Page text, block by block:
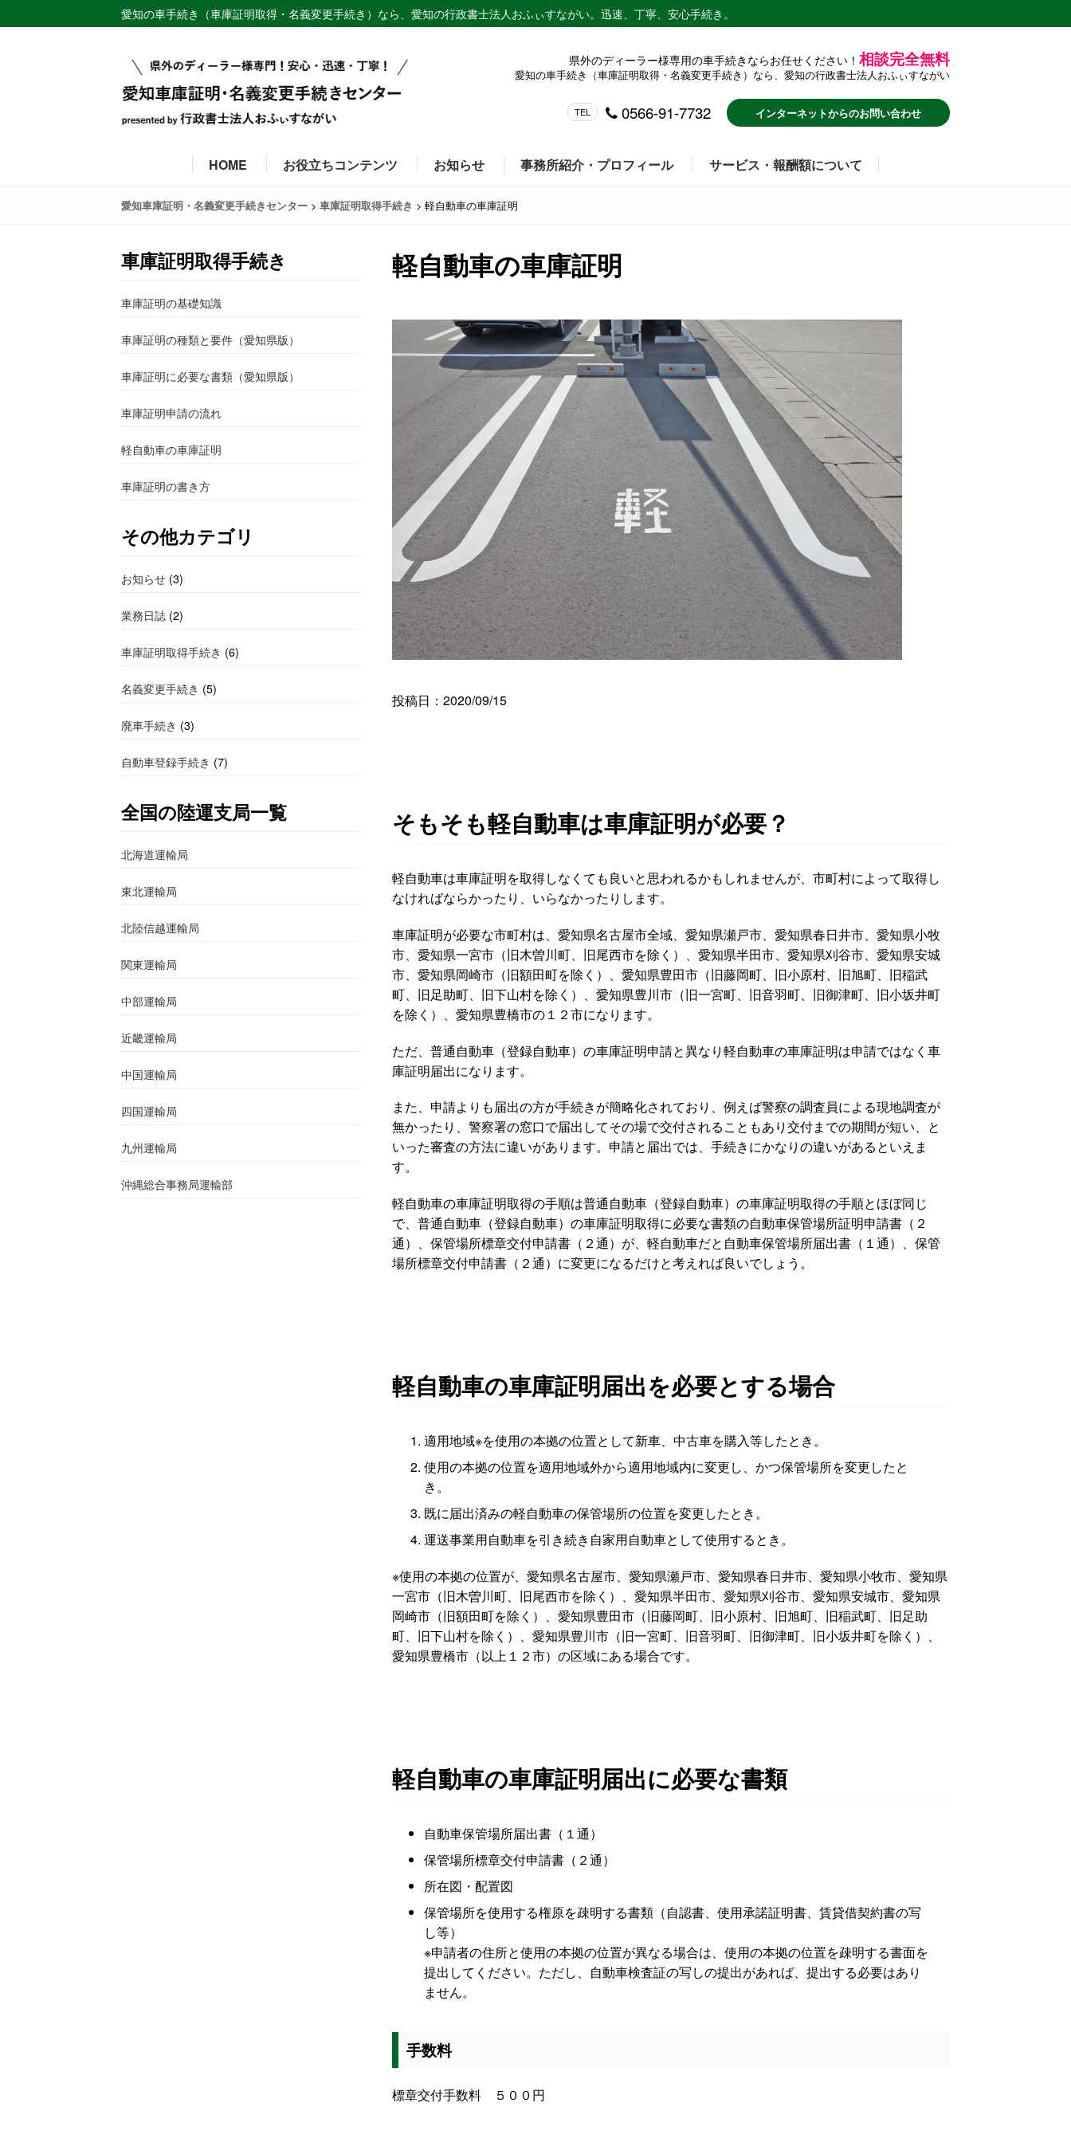
県外のディーラー様専用の車手続きならお任せください！ 相談完全無料
愛知の車手続き（車庫証明取得・名義変更手続き）なら、愛知の行政書士法人おふぃすながい
TEL 0566-91-7732 インターネットからのお問い合わせ
愛知の車手続き（車庫証明取得・名義変更手続き）なら、愛知の行政書士法人おふぃすながい。迅速、丁寧、安心手続き。
HOME お役立ちコンテンツ お知らせ 事務所紹介・プロフィール サービス・報酬額について
愛知車庫証明・名義変更手続きセンター > 車庫証明取得手続き > 軽自動車の車庫証明
軽自動車の車庫証明
投稿日：2020/09/15
そもそも軽自動車は車庫証明が必要？
軽自動車は車庫証明を取得しなくても良いと思われるかもしれませんが、市町村によって取得し
なければならかったり、いらなかったりします。
車庫証明が必要な市町村は、愛知県名古屋市全域、愛知県瀬戸市、愛知県春日井市、愛知県小牧
市、愛知県一宮市（旧木曽川町、旧尾西市を除く）、愛知県半田市、愛知県刈谷市、愛知県安城
市、愛知県岡崎市（旧額田町を除く）、愛知県豊田市（旧藤岡町、旧小原村、旧旭町、旧稲武
町、旧足助町、旧下山村を除く）、愛知県豊川市（旧一宮町、旧音羽町、旧御津町、旧小坂井町
を除く）、愛知県豊橋市の１２市になります。
ただ、普通自動車（登録自動車）の車庫証明申請と異なり軽自動車の車庫証明は申請ではなく車
庫証明届出になります。
また、申請よりも届出の方が手続きが簡略化されており、例えば警察の調査員による現地調査が
無かったり、警察署の窓口で届出してその場で交付されることもあり交付までの期間が短い、と
いった審査の方法に違いがあります。申請と届出では、手続きにかなりの違いがあるといえま
す。
軽自動車の車庫証明取得の手順は普通自動車（登録自動車）の車庫証明取得の手順とほぼ同じ
で、普通自動車（登録自動車）の車庫証明取得に必要な書類の自動車保管場所証明申請書（２
通）、保管場所標章交付申請書（２通）が、軽自動車だと自動車保管場所届出書（１通）、保管
場所標章交付申請書（２通）に変更になるだけと考えれば良いでしょう。
軽自動車の車庫証明届出を必要とする場合
適用地域※を使用の本拠の位置として新車、中古車を購入等したとき。
使用の本拠の位置を適用地域外から適用地域内に変更し、かつ保管場所を変更したと
き。
既に届出済みの軽自動車の保管場所の位置を変更したとき。
運送事業用自動車を引き続き自家用自動車として使用するとき。
※使用の本拠の位置が、愛知県名古屋市、愛知県瀬戸市、愛知県春日井市、愛知県小牧市、愛知県
一宮市（旧木曽川町、旧尾西市を除く）、愛知県半田市、愛知県刈谷市、愛知県安城市、愛知県
岡崎市（旧額田町を除く）、愛知県豊田市（旧藤岡町、旧小原村、旧旭町、旧稲武町、旧足助
町、旧下山村を除く）、愛知県豊川市（旧一宮町、旧音羽町、旧御津町、旧小坂井町を除く）、
愛知県豊橋市（以上１２市）の区域にある場合です。
軽自動車の車庫証明届出に必要な書類
自動車保管場所届出書（１通）
保管場所標章交付申請書（２通）
所在図・配置図
保管場所を使用する権原を疎明する書類（自認書、使用承諾証明書、賃貸借契約書の写
し等）
※申請者の住所と使用の本拠の位置が異なる場合は、使用の本拠の位置を疎明する書面を
提出してください。ただし、自動車検査証の写しの提出があれば、提出する必要はあり
ません。
手数料
標章交付手数料 ５００円
車庫証明取得手続き
車庫証明の基礎知識
車庫証明の種類と要件（愛知県版）
車庫証明に必要な書類（愛知県版）
車庫証明申請の流れ
軽自動車の車庫証明
車庫証明の書き方
その他カテゴリ
お知らせ (3)
業務日誌 (2)
車庫証明取得手続き (6)
名義変更手続き (5)
廃車手続き (3)
自動車登録手続き (7)
全国の陸運支局一覧
北海道運輸局
東北運輸局
北陸信越運輸局
関東運輸局
中部運輸局
近畿運輸局
中国運輸局
四国運輸局
九州運輸局
沖縄総合事務局運輸部